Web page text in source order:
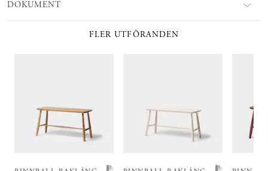
DOKUMENT
FLER UTFÖRANDEN